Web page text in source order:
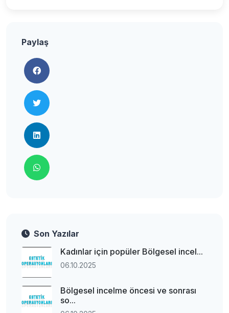
Paylaş
Son Yazılar
Kadınlar için popüler Bölgesel incel...
06.10.2025
Bölgesel incelme öncesi ve sonrası
so...